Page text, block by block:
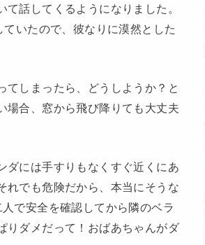
話してくるようになりました。
いたので、彼なりに漠然とした
てしまったら、どうしようか？と
場合、窓から飛び降りても大丈夫
ダには手すりもなくすぐ近くにあ
れでも危険だから、本当にそうな
で安全を確認してから隣のベラ
りダメだって！おばあちゃんがダ